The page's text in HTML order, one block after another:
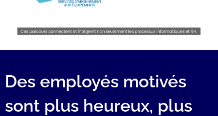
Des employés motivés
sont plus heureux, plus